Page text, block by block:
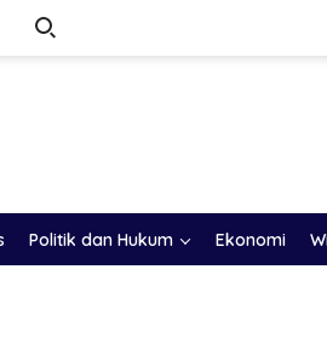
Politik dan Hukum Ekonomi